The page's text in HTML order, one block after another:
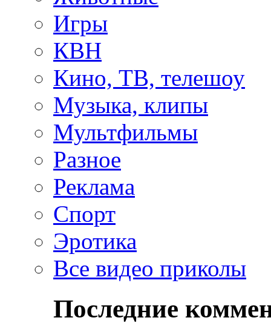
Игры
КВН
Кино, ТВ, телешоу
Музыка, клипы
Мультфильмы
Разное
Реклама
Спорт
Эротика
Все видео приколы
Последние